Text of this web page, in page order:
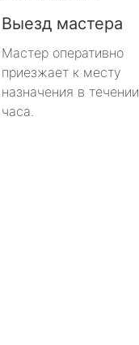
Выезд мастера
Мастер оперативно
приезжает к месту
назначения в течении
часа.